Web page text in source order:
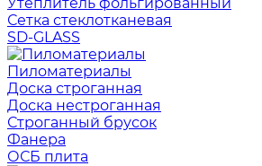
Сетка стеклотканевая
SD-GLASS
Пиломатериалы
Доска строганная
Доска нестроганная
Строганный брусок
Фанера
ОСБ плита